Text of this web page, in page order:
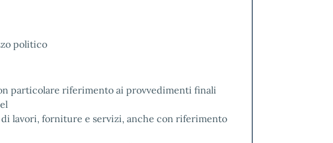
politico
particolare riferimento ai provvedimenti finali
lavori, forniture e servizi, anche con riferimento